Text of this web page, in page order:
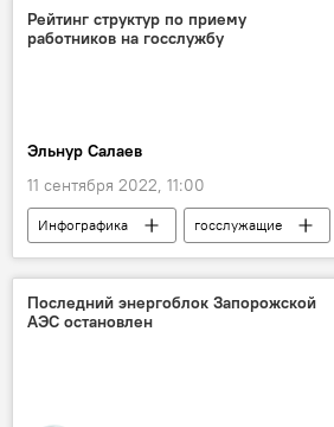
Электричество
Рейтинг структур по приему
работников на госслужбу
Эльнур Салаев
11 сентября 2022, 11:00
Инфографика
госслужащие
Статистика
Азербайджан
Последний энергоблок Запорожской
АЭС остановлен